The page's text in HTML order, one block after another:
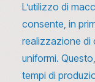
L’utilizzo di
consente, in
realizzazione di
uniformi.
tempi di